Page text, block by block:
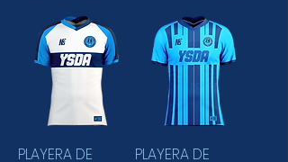
PLAYERA DE PLAYERA DE